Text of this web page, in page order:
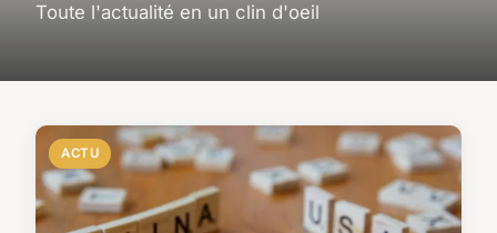
Toute l'actualité en un clin d'oeil
ACTU